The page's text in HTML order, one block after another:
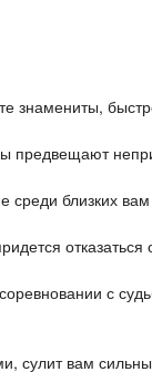
знамениты,
предвещают
среди близких
отказаться
с
сулит вам